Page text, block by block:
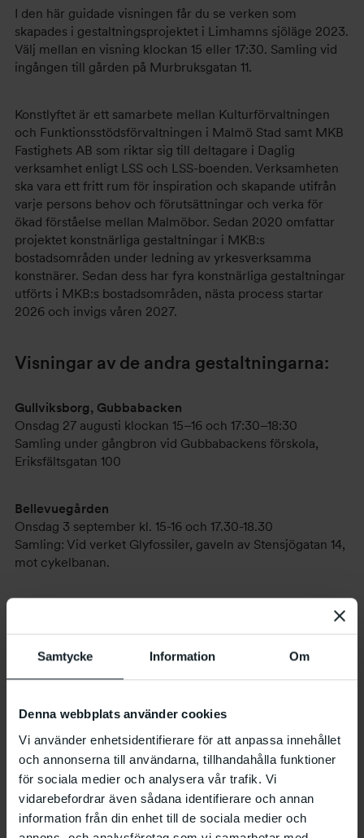
Samtycke Information Om
Denna webbplats använder cookies
Vi använder enhetsidentifierare för att anpassa innehållet
och annonserna till användarna, tillhandahålla funktioner
för sociala medier och analysera vår trafik. Vi
vidarebefordrar även sådana identifierare och annan
information från din enhet till de sociala medier och
I den här guidade visningen får du se verken som
skapades i gestaltningsprojektet i Limhamns sjöläge 2023.
Välj mellan en visning klockan 15 eller 17:30. Samling vid
ingången till gården på Murbruksgatan 11.
Konstlyftet är ett samarbete mellan Kulturförvaltningen
och Funktionsstödsförvaltningen i Malmö Stad samt MKB
Fastighets AB som riktar sig till deltagare i Daglig
verksamhet enligt LSS och LSS-boenden. Verksamheten
ska vara ett fritt rum för inspiration och skapande utifrån
varje persons behov och förutsättningar och verka för
ökad förståelse mellan Malmöbor. Sedan 2020 omfattar
projektet konstnärliga gestaltningar i MKB:s
bostadsområden under ledning av yrkesverksamma
konstnärer. Sedan dess har fyra konstnärliga gestaltningar
utförts i MKB:s bostadsområden, nästa process startar
2026 och invigs våren 2027.
Visningar av de andra gestaltningarna:
Gullviksborg, Gubbabacken
Onsdag 27 augusti klockan 15–16 och 17:30–18:30
Samling under gångbron vid Gubbabackens förskola,
Eriksfältsgatan 100
Bellevuegården
Onsdag 3 september kl. 15-16 och 17.30-18.30
Samling: Vid verket Glyfossiler, gaveln av Stensjögatan 14,
mot cykelbanan.
Vad: Guidad visning
När: Torsdag 28.8 klockan 15–16 och 17:30–18:30 – välj
vilken tid som passar dig bäst
Var
: Limhamns sjöläge. Samling vid ingången till gården
Fri entré, ingen anmälan krävs